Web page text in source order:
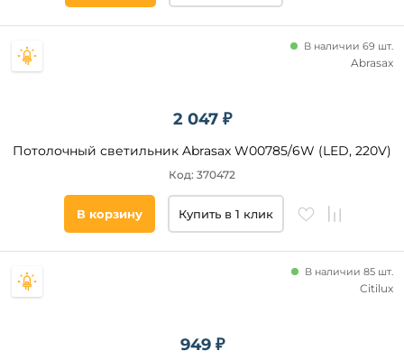
2 047 ₽
Потолочный светильник Abrasax W00785/6W (LED, 220V)
В наличии 69 шт.
Код: 370472
Abrasax
В корзину Купить в 1 клик
949 ₽
В наличии 85 шт.
Citilux